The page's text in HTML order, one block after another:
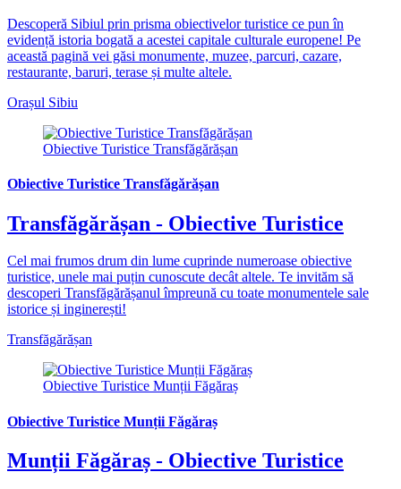
Descoperă Sibiul prin prisma obiectivelor turistice ce pun în
evidență istoria bogată a acestei capitale culturale europene! Pe
această pagină vei găsi monumente, muzee, parcuri, cazare,
restaurante, baruri, terase și multe altele.
Orașul Sibiu
Obiective Turistice Transfăgărășan
Obiective Turistice Transfăgărășan
Transfăgărășan - Obiective Turistice
Cel mai frumos drum din lume cuprinde numeroase obiective
turistice, unele mai puțin cunoscute decât altele. Te invităm să
descoperi Transfăgărășanul împreună cu toate monumentele sale
istorice și inginerești!
Transfăgărășan
Obiective Turistice Munții Făgăraș
Obiective Turistice Munții Făgăraș
Munții Făgăraș - Obiective Turistice